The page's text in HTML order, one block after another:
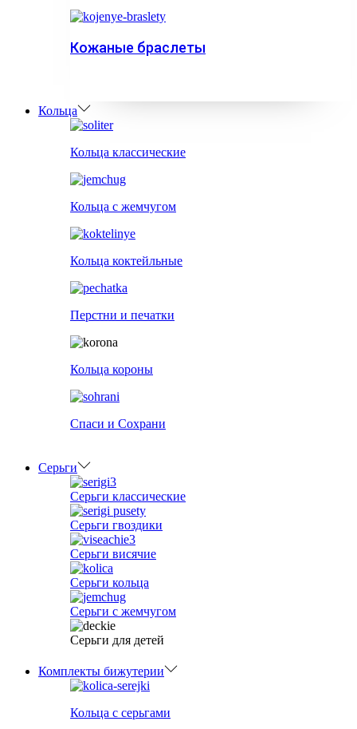
Кожаные браслеты
Кольца
Кольца классические
Кольца с жемчугом
Кольца коктейльные
Перстни и печатки
Кольца короны
Спаси и Сохрани
Серьги
Серьги классические
Серьги гвоздики
Серьги висячие
Серьги кольца
Серьги с жемчугом
Серьги для детей
Комплекты бижутерии
Кольца с серьгами